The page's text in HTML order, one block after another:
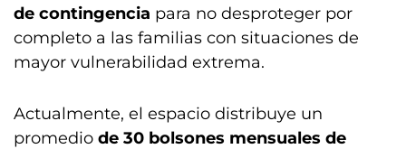
de contingencia para no desproteger por
completo a las familias con situaciones de
mayor vulnerabilidad extrema.
Actualmente, el espacio distribuye un
promedio de 30 bolsones mensuales de